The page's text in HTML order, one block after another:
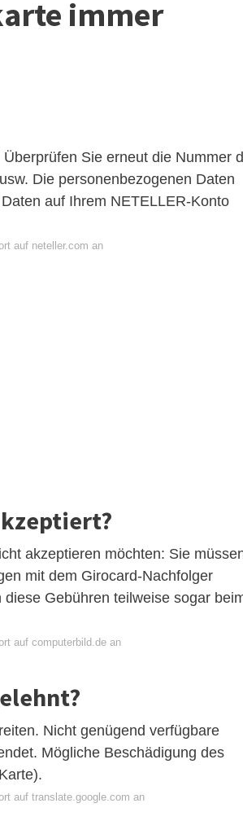
immer
Sie erneut die Nummer
Die personenbezogenen Daten
auf Ihrem NETELLER-Konto
auf neteller.com an
akzeptieren möchten: Sie
mit dem Girocard-Nachfolger
Gebühren teilweise sogar
auf computerbild.de an
Nicht genügend verfügbare
Mögliche Beschädigung des
auf translate.google.com an